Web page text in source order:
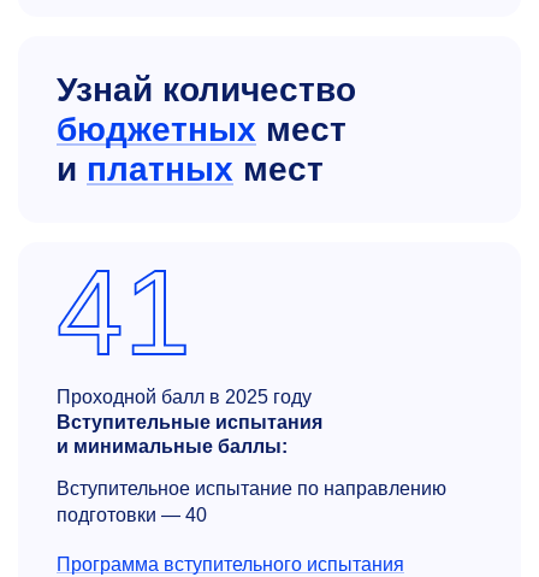
Узнай количество
бюджетных мест
и платных мест
41
Проходной балл в 2025 году
Вступительные испытания
и минимальные баллы:
Вступительное испытание по направлению
подготовки — 40
Программа вступительного испытания